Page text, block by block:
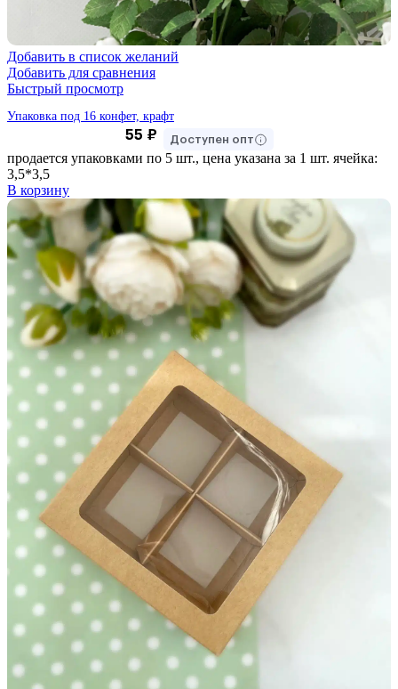
Добавить в список желаний
Добавить для сравнения
Быстрый просмотр
Упаковка под 16 конфет, крафт
55 ₽ Доступен опт
продается упаковками по 5 шт., цена указана за 1 шт. ячейка:
3,5*3,5
В корзину